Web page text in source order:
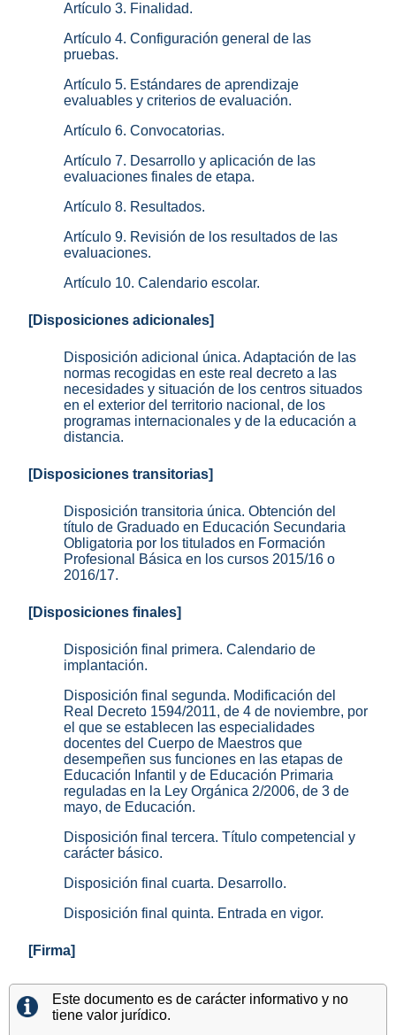
Artículo 3. Finalidad.
Artículo 4. Configuración general de las
pruebas.
Artículo 5. Estándares de aprendizaje
evaluables y criterios de evaluación.
Artículo 6. Convocatorias.
Artículo 7. Desarrollo y aplicación de las
evaluaciones finales de etapa.
Artículo 8. Resultados.
Artículo 9. Revisión de los resultados de las
evaluaciones.
Artículo 10. Calendario escolar.
[Disposiciones adicionales]
Disposición adicional única. Adaptación de las
normas recogidas en este real decreto a las
necesidades y situación de los centros situados
en el exterior del territorio nacional, de los
programas internacionales y de la educación a
distancia.
[Disposiciones transitorias]
Disposición transitoria única. Obtención del
título de Graduado en Educación Secundaria
Obligatoria por los titulados en Formación
Profesional Básica en los cursos 2015/16 o
2016/17.
[Disposiciones finales]
Disposición final primera. Calendario de
implantación.
Disposición final segunda. Modificación del
Real Decreto 1594/2011, de 4 de noviembre, por
el que se establecen las especialidades
docentes del Cuerpo de Maestros que
desempeñen sus funciones en las etapas de
Educación Infantil y de Educación Primaria
reguladas en la Ley Orgánica 2/2006, de 3 de
mayo, de Educación.
Disposición final tercera. Título competencial y
carácter básico.
Disposición final cuarta. Desarrollo.
Disposición final quinta. Entrada en vigor.
[Firma]
Este documento es de carácter informativo y no
tiene valor jurídico.